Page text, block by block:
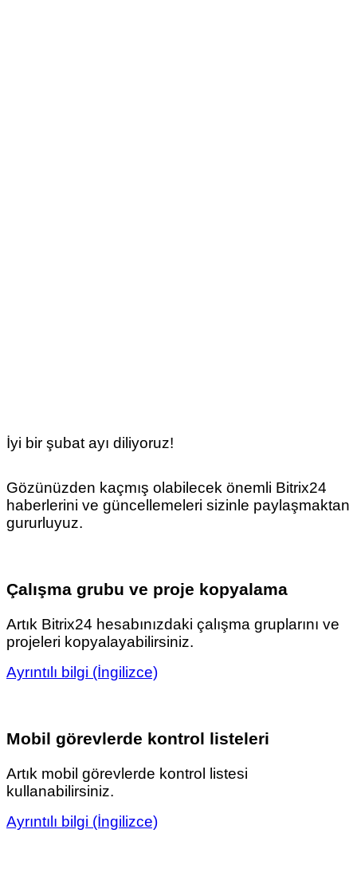
İyi bir şubat ayı diliyoruz!
Gözünüzden kaçmış olabilecek önemli Bitrix24
haberlerini ve güncellemeleri sizinle paylaşmaktan
gururluyuz.
Çalışma grubu ve proje kopyalama
Artık Bitrix24 hesabınızdaki çalışma gruplarını ve
projeleri kopyalayabilirsiniz.
Ayrıntılı bilgi (İngilizce)
Mobil görevlerde kontrol listeleri
Artık mobil görevlerde kontrol listesi
kullanabilirsiniz.
Ayrıntılı bilgi (İngilizce)